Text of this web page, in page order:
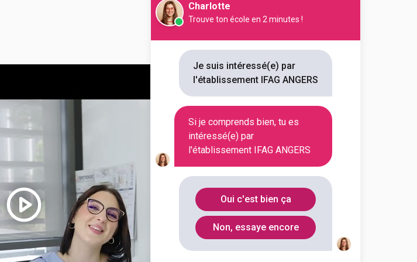
Charlotte
Trouve ton école en 2 minutes !
Je suis intéressé(e) par
l'établissement IFAG ANGERS
Si je comprends bien, tu es
intéressé(e) par
l'établissement IFAG ANGERS
Oui c'est bien ça
Non, essaye encore